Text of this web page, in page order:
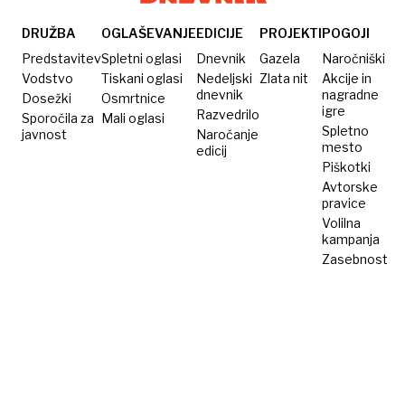
DRUŽBA
Predstavitev
Vodstvo
Dosežki
Sporočila za
javnost
OGLAŠEVANJE
Spletni oglasi
Tiskani oglasi
Osmrtnice
Mali oglasi
EDICIJE
Dnevnik
Nedeljski
dnevnik
Razvedrilo
Naročanje
edicij
PROJEKTI
Gazela
Zlata nit
POGOJI
Naročniški
Akcije in
nagradne
igre
Spletno
mesto
Piškotki
Avtorske
pravice
Volilna
kampanja
Zasebnost